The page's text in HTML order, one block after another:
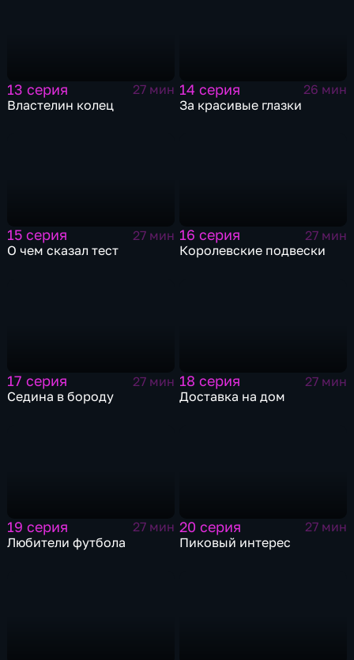
13 серия
27 мин
Властелин колец
14 серия
26 мин
За красивые глазки
15 серия
27 мин
О чем сказал тест
16 серия
27 мин
Королевские подвески
17 серия
27 мин
Седина в бороду
18 серия
27 мин
Доставка на дом
19 серия
27 мин
Любители футбола
20 серия
27 мин
Пиковый интерес